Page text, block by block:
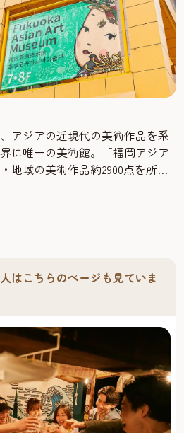
アジアの近現代の美術作品を系
に唯一の美術館。「福岡アジア
地域の美術作品約2900点を所
とどまらず、アジアのアーティ
クショップなども行っていま
ョップには、オリジナルグッズ
はこちらのページも見ていま